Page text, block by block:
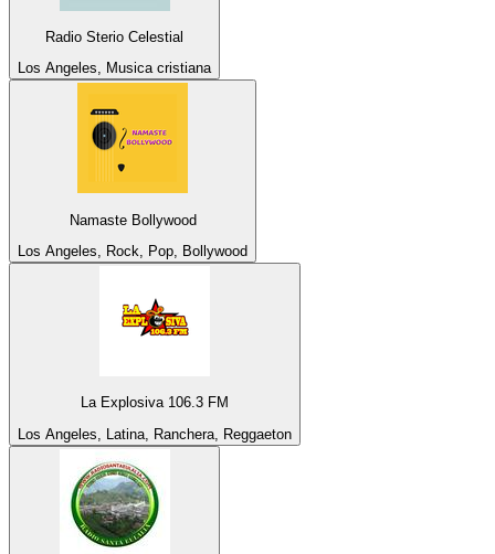
Radio Sterio Celestial
Los Angeles, Musica cristiana
Namaste Bollywood
Los Angeles, Rock, Pop, Bollywood
La Explosiva 106.3 FM
Los Angeles, Latina, Ranchera, Reggaeton